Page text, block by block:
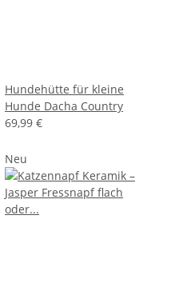
Hundehütte für kleine
Hunde Dacha Country
69,99 €
Neu